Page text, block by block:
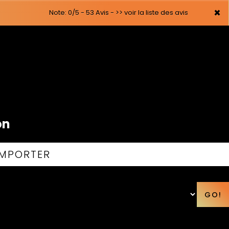
×
Note: 0/5 - 53 Avis - >> voir la liste des avis